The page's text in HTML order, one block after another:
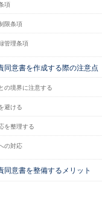
項
限条項
管理条項
同意書を作成する際の注意点
の境界に注意する
避ける
を整理する
の対応
同意書を整備するメリット